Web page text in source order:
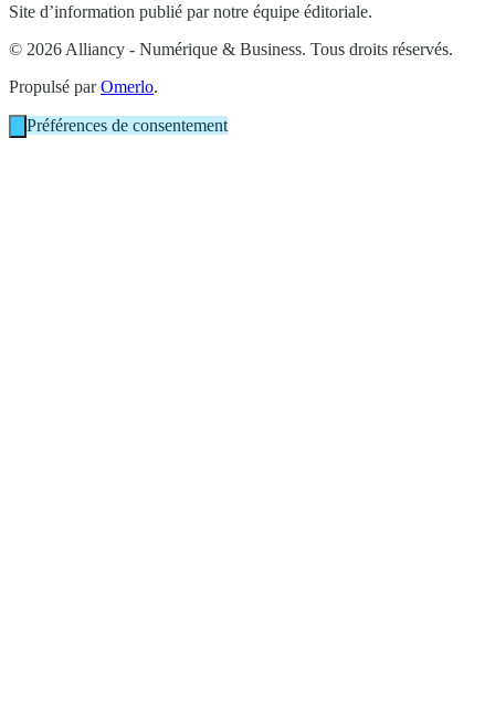
Site d’information publié par notre équipe éditoriale.
© 2026 Alliancy - Numérique & Business. Tous droits réservés.
Propulsé parOmerlo.
Préférences de consentement